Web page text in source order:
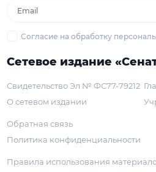
Согласие на обработку
Сетевое издание
Свидетельство Эл № ФС77-79212
О сетевом издании
Обратная связь
Политика конфиденциальности
Правила использования